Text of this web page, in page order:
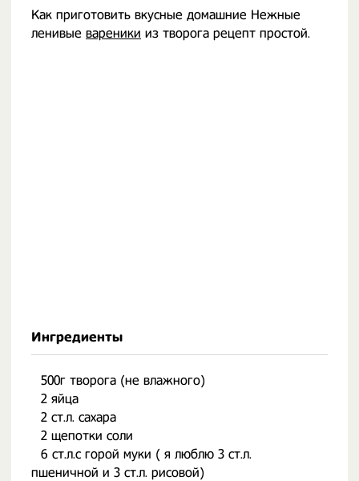
Как приготовить вкусные домашние Нежные
ленивые вареники из творога рецепт простой.
Ингредиенты
⠀500г творога (не влажного)
⠀2 яйца
⠀2 ст.л. сахара
⠀2 щепотки соли
⠀6 ст.л.с горой муки ( я люблю 3 ст.л.
пшеничной и 3 ст.л. рисовой)